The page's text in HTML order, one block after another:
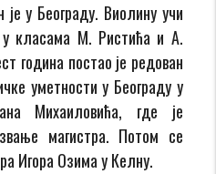
је у Београду. Виолину учи
класама М. Ристића и А.
година постао је редован
уметности у Београду у
Михаиловића, где је
магистра. Потом се
Игора Озима у Келну.